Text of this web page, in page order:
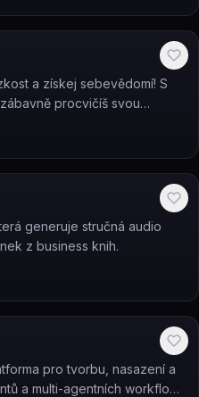
a získej sebevědomí! S
procvičíš svou
si bezplatnou zkoušku
asistentů!
generuje stručná audio
z business knih.
pro tvorbu, nasazení a
a multi-agentních workflow